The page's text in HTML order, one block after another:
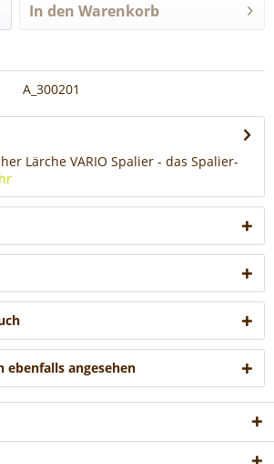
In den Warenkorb
A_300201
Lärche VARIO Spalier - das Spalier-
ebenfalls angesehen